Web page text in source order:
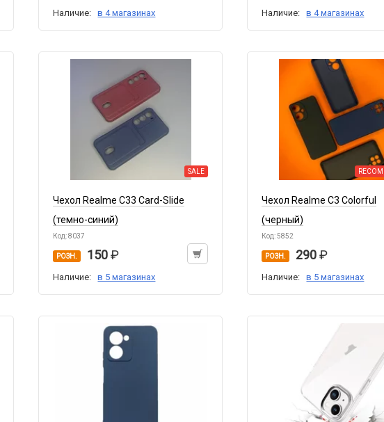
Наличие: в 4 магазинах Наличие: в 4 магазинах
SALE
Чехол Realme C33 Card-Slide
(темно-синий)
Код: 8037
РОЗН. 150
Наличие: в 5 магазинах
Чехол Realme C3 Colorful
(черный)
Код: 5852
РОЗН. 290
Наличие: в 5 магазинах